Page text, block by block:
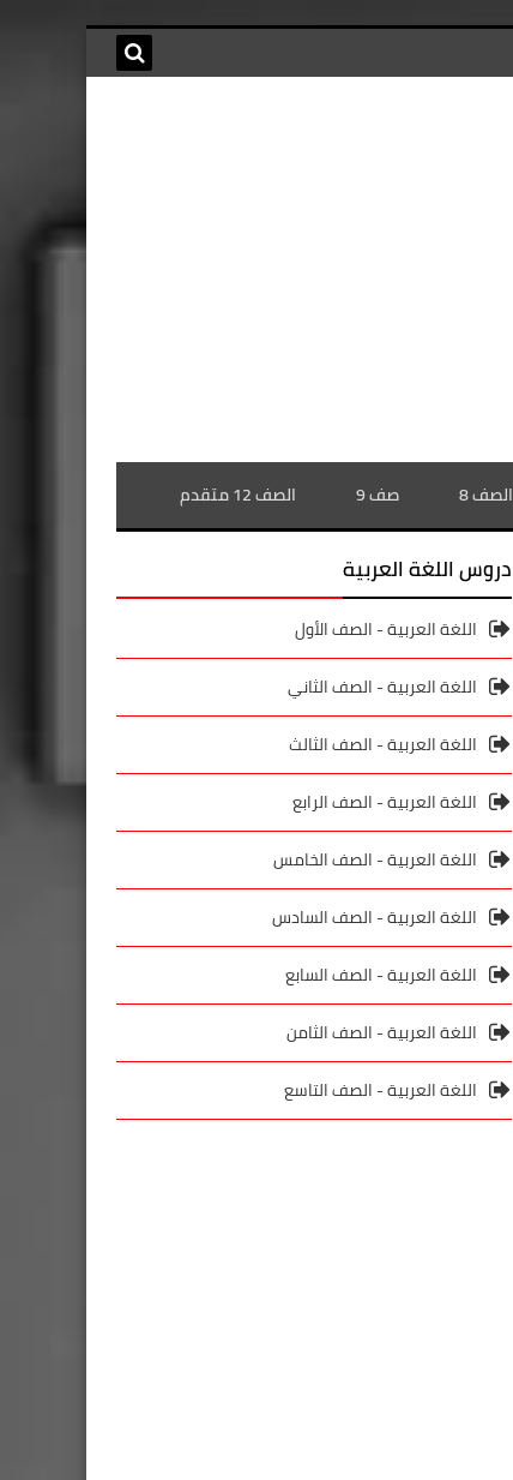
الصف 8 صف 9 الصف 12 متقدم
دروس اللغة العربية
اللغة العربية - الصف الأول
اللغة العربية - الصف الثاني
اللغة العربية - الصف الثالث
اللغة العربية - الصف الرابع
اللغة العربية - الصف الخامس
اللغة العربية - الصف السادس
اللغة العربية - الصف السابع
اللغة العربية - الصف الثامن
اللغة العربية - الصف التاسع